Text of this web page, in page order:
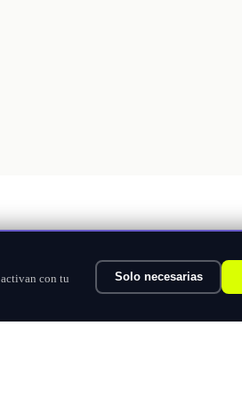
con tu Solo necesarias